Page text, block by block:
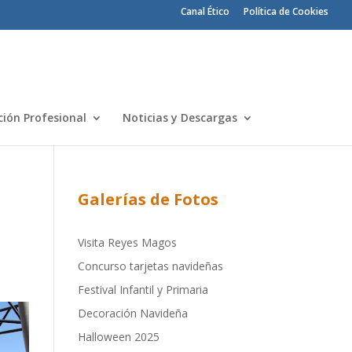
Canal Ético Política de Cookies
Profesional Noticias y Descargas
Galerías de Fotos
Visita Reyes Magos
Concurso tarjetas navideñas
Festival Infantil y Primaria
Decoración Navideña
Halloween 2025